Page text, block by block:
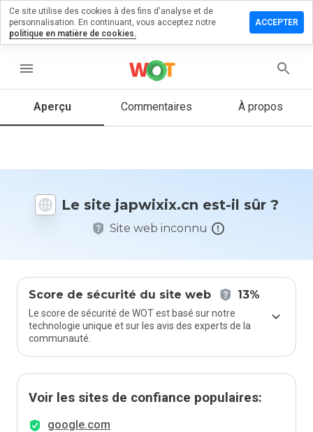
menu
Aperçu Commentaires À propos
Le site japwixix.cn est-il sûr ?
Site web inconnu
Score de sécurité du site web 13%
Le score de sécurité de WOT est basé sur notre
technologie unique et sur les avis des experts de la
communauté.
Voir les sites de confiance populaires:
google.com
un
1 et 5
vous à ce
Ce site utilise des cookies à des fins d'analyse et de
personnalisation. En continuant, vous acceptez notre
politique en matière de cookies.
ACCEPTER